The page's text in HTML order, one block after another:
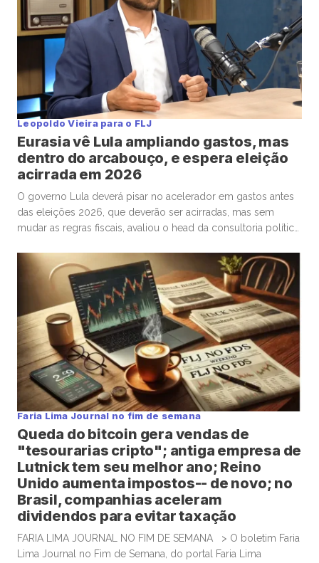
Leopoldo Vieira para o FLJ
Eurasia vê Lula ampliando gastos, mas
dentro do arcabouço, e espera eleição
acirrada em 2026
O governo Lula deverá pisar no acelerador em gastos antes
das eleições 2026, que deverão ser acirradas, mas sem
mudar as regras fiscais, avaliou o head da consultoria política
político e colunista do Faria Lima Journal, Leopoldo Vieira.
Na conversa, o diretor da Eurasia fez […]
Faria Lima Journal no fim de semana
Queda do bitcoin gera vendas de
"tesourarias cripto"; antiga empresa de
Lutnick tem seu melhor ano; Reino
Unido aumenta impostos-- de novo; no
Brasil, companhias aceleram
dividendos para evitar taxação
FARIA LIMA JOURNAL NO FIM DE SEMANA > O boletim Faria
Lima Journal no Fim de Semana, do portal Faria Lima